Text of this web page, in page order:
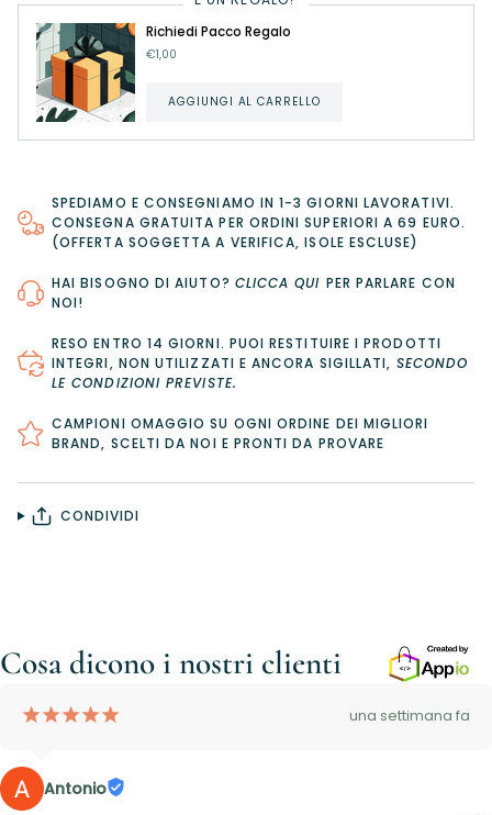
Richiedi Pacco Regalo
€1,00
AGGIUNGI AL CARRELLO
SPEDIAMO E CONSEGNIAMO IN 1-3 GIORNI LAVORATIVI.
CONSEGNA GRATUITA PER ORDINI SUPERIORI A 69 EURO.
(OFFERTA SOGGETTA A VERIFICA, ISOLE ESCLUSE)
HAI BISOGNO DI AIUTO? CLICCA QUI PER PARLARE CON
NOI!
RESO ENTRO 14 GIORNI. PUOI RESTITUIRE I PRODOTTI
INTEGRI, NON UTILIZZATI E ANCORA SIGILLATI, SECONDO
LE CONDIZIONI PREVISTE.
CAMPIONI OMAGGIO SU OGNI ORDINE DEI MIGLIORI
BRAND, SCELTI DA NOI E PRONTI DA PROVARE
CONDIVIDI
Cosa dicono i nostri clienti
¡¡¡¡¡ una settimana fa
Antonio